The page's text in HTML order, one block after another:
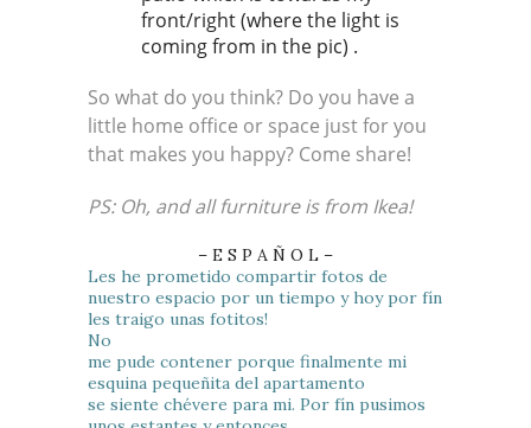
front/right (where the light is
coming from in the pic) .
So what do you think? Do you have a
little home office or space just for you
that makes you happy? Come share!
PS: Oh, and all furniture is from Ikea!
– E S P A Ñ O L –
Les he prometido compartir fotos de
nuestro espacio por un tiempo y hoy por fín
les traigo unas fotitos!
No
me pude contener porque finalmente mi
esquina pequeñita del apartamento
se siente chévere para mi. Por fín pusimos